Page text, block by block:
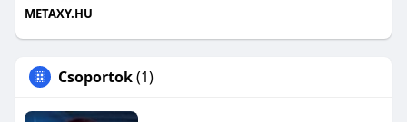
METAXY.HU
Csoportok(1)